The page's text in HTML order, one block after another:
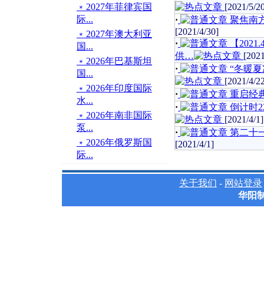
﹡2027年菲律宾国
际...
﹡2027年澳大利亚
国...
﹡2026年巴基斯坦
国...
﹡2026年印度国际
水...
﹡2026年南非国际
泵...
﹡2026年俄罗斯国
际...
[2021/5/
·
聚焦南
[2021/4/30]
·
【
供…
·
“冬暖
[2021/4/
·
重启经
·
倒计时
[2021/4/1]
·
第二十
[2021/4/1]
关于我们 - 网站登录
华阳